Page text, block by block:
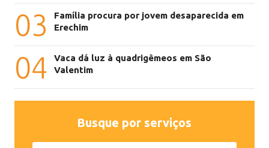
03
Família procura por jovem desaparecida em
Erechim
04
Vaca dá luz à quadrigêmeos em São
Valentim
Busque por serviços